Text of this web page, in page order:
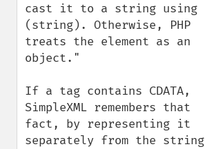
cast it to a string using
(string). Otherwise, PHP
treats the element as an
object."
If a tag contains CDATA,
SimpleXML remembers that
fact, by representing it
separately from the string